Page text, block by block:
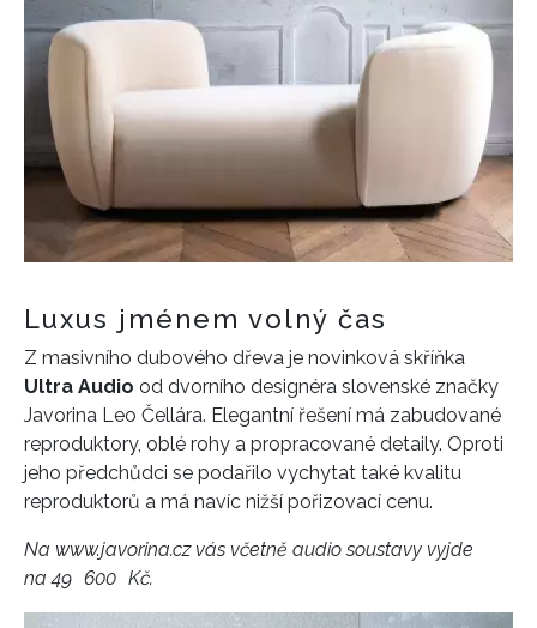
Luxus jménem volný čas
Z masivního dubového dřeva je novinková skříňka
Ultra Audio od dvorního designéra slovenské značky
Javorina Leo Čellára. Elegantní řešení má zabudované
reproduktory, oblé rohy a propracované detaily. Oproti
jeho předchůdci se podařilo vychytat také kvalitu
reproduktorů a má navíc nižší pořizovací cenu.
Na www.javorina.cz vás včetně audio soustavy vyjde
na 49 600 Kč.